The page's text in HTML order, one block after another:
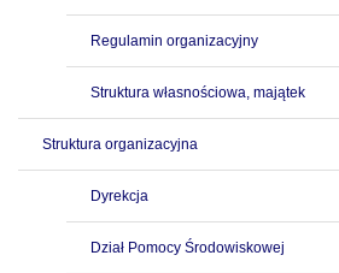
Regulamin organizacyjny
Struktura własnościowa, majątek
Struktura organizacyjna
Dyrekcja
Dział Pomocy Środowiskowej